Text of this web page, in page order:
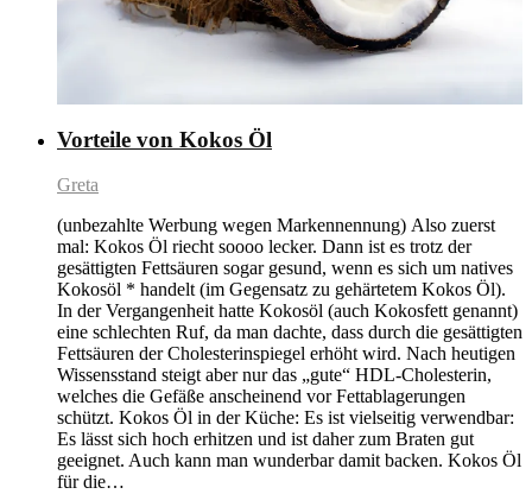
Vorteile von Kokos Öl
Greta
(unbezahlte Werbung wegen Markennennung) Also zuerst
mal: Kokos Öl riecht soooo lecker. Dann ist es trotz der
gesättigten Fettsäuren sogar gesund, wenn es sich um natives
Kokosöl * handelt (im Gegensatz zu gehärtetem Kokos Öl).
In der Vergangenheit hatte Kokosöl (auch Kokosfett genannt)
eine schlechten Ruf, da man dachte, dass durch die gesättigten
Fettsäuren der Cholesterinspiegel erhöht wird. Nach heutigen
Wissensstand steigt aber nur das „gute“ HDL-Cholesterin,
welches die Gefäße anscheinend vor Fettablagerungen
schützt. Kokos Öl in der Küche: Es ist vielseitig verwendbar:
Es lässt sich hoch erhitzen und ist daher zum Braten gut
geeignet. Auch kann man wunderbar damit backen. Kokos Öl
für die…